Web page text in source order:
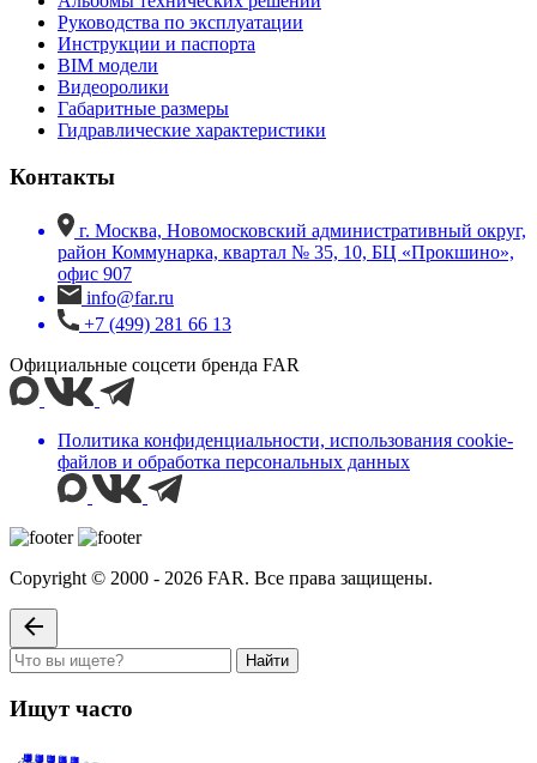
Руководства по эксплуатации
Инструкции и паспорта
BIM модели
Видеоролики
Габаритные размеры
Гидравлические характеристики
Контакты
г. Москва, Новомосковский административный округ,
район Коммунарка, квартал № 35, 10, БЦ «Прокшино»,
офис 907
info@far.ru
+7 (499) 281 66 13
Официальные соцсети бренда FAR
Политика конфиденциальности, использования сookie-
файлов и обработка персональных данных
Copyright © 2000 - 2026 FAR. Все права защищены.
Найти
Ищут часто